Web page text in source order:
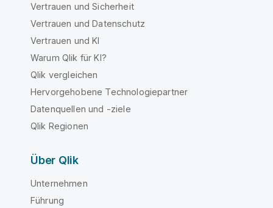
Vertrauen und Sicherheit
Vertrauen und Datenschutz
Vertrauen und KI
Warum Qlik für KI?
Qlik vergleichen
Hervorgehobene Technologiepartner
Datenquellen und -ziele
Qlik Regionen
Über Qlik
Unternehmen
Führung